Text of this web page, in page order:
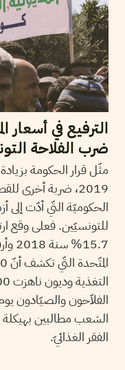
الترفيع في
ضرب الفلاحة
2019، ضربة أخرى
الحكوميّة التّي أدّت إلى
للتونسيّين. فعلى وقع
الشعب مطالبين بهيكلة
الفقر الغذائيّ.